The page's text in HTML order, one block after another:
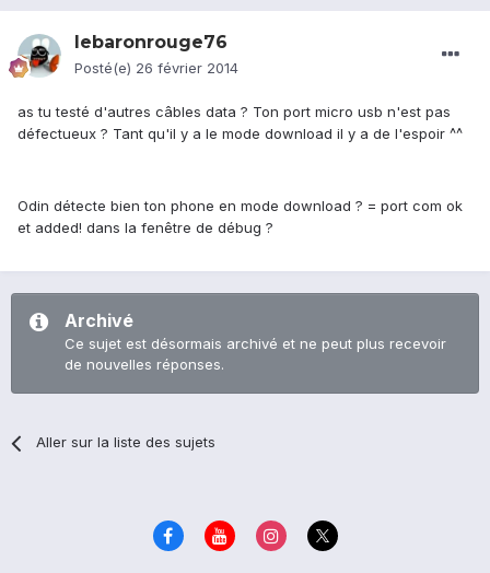
lebaronrouge76
Posté(e) 26 février 2014
as tu testé d'autres câbles data ? Ton port micro usb n'est pas
défectueux ? Tant qu'il y a le mode download il y a de l'espoir ^^
Odin détecte bien ton phone en mode download ? = port com ok
et added! dans la fenêtre de débug ?
Archivé
Ce sujet est désormais archivé et ne peut plus recevoir
de nouvelles réponses.
Aller sur la liste des sujets